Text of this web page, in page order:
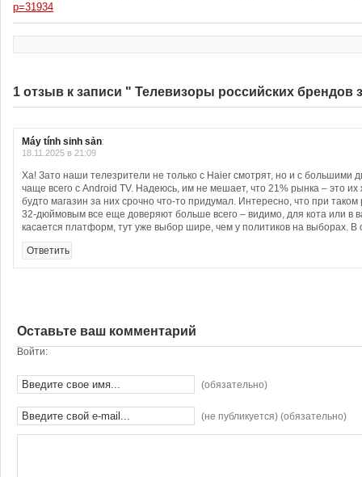
p=31934
1 отзыв к записи " Телевизоры российских брендов
Máy tính sinh sản:
18.11.2025 в 21:09
Ха! Зато наши телезрители не только с Haier смотрят, но и с большими
чаще всего с Android TV. Надеюсь, им не мешает, что 21% рынка – это
будто магазин за них срочно что-то придумал. Интересно, что при таком
32-дюймовым все еще доверяют больше всего – видимо, для кота или в
касается платформ, тут уже выбор шире, чем у политиков на выборах.
Ответить
Оставьте ваш комментарий
Войти:
(обязательно)
(не публикуется) (обязательно)